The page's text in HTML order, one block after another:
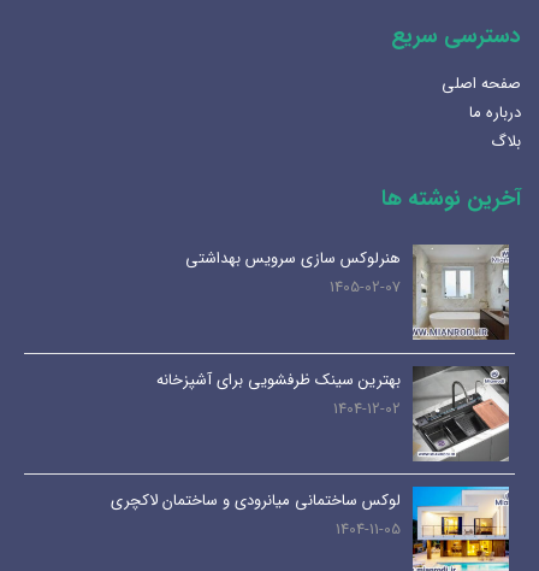
دسترسی سریع
صفحه اصلی
درباره ما
بلاگ
آخرین نوشته ها
هنرلوکس سازی سرویس بهداشتی
1405-02-07
بهترین سینک ظرفشویی برای آشپزخانه
1404-12-02
لوکس ساختمانی میانرودی و ساختمان لاکچری
1404-11-05